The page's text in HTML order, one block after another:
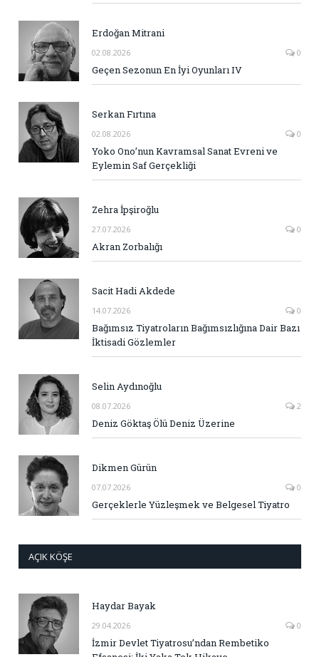
Erdoğan Mitrani
02.08.2026 0
Geçen Sezonun En İyi Oyunları IV
Serkan Fırtına
02.08.2026 0
Yoko Ono’nun Kavramsal Sanat Evreni ve
Eylemin Saf Gerçekliği
Zehra İpşiroğlu
27.07.2026 0
Akran Zorbalığı
Sacit Hadi Akdede
14.07.2026 0
Bağımsız Tiyatroların Bağımsızlığına Dair Bazı
İktisadi Gözlemler
Selin Aydınoğlu
08.07.2026 2
Deniz Göktaş Ölü Deniz Üzerine
Dikmen Gürün
07.07.2026 0
Gerçeklerle Yüzleşmek ve Belgesel Tiyatro
AÇIK KÖŞE
Haydar Bayak
29.04.2026 0
İzmir Devlet Tiyatrosu’ndan Rembetiko